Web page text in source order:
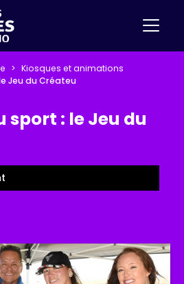
Kiosques et animations
Jeu du Créateu
sport : le Jeu du